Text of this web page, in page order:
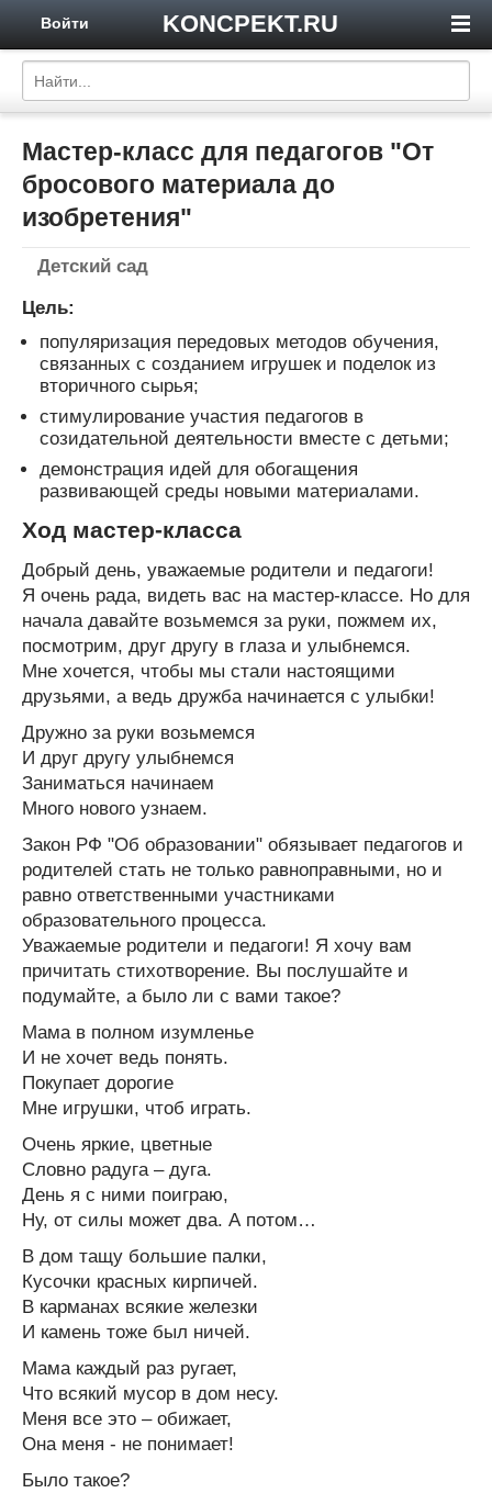
KONCPEKT.RU
Войти
Мастер-класс для педагогов "От
бросового материала до
изобретения"
Детский сад
Цель:
популяризация передовых методов обучения,
связанных с созданием игрушек и поделок из
вторичного сырья;
стимулирование участия педагогов в
созидательной деятельности вместе с детьми;
демонстрация идей для обогащения
развивающей среды новыми материалами.
Ход мастер-класса
Добрый день, уважаемые родители и педагоги!
Я очень рада, видеть вас на мастер-классе. Но для
начала давайте возьмемся за руки, пожмем их,
посмотрим, друг другу в глаза и улыбнемся.
Мне хочется, чтобы мы стали настоящими
друзьями, а ведь дружба начинается с улыбки!
Дружно за руки возьмемся
И друг другу улыбнемся
Заниматься начинаем
Много нового узнаем.
Закон РФ "Об образовании" обязывает педагогов и
родителей стать не только равноправными, но и
равно ответственными участниками
образовательного процесса.
Уважаемые родители и педагоги! Я хочу вам
причитать стихотворение. Вы послушайте и
подумайте, а было ли с вами такое?
Мама в полном изумленье
И не хочет ведь понять.
Покупает дорогие
Мне игрушки, чтоб играть.
Очень яркие, цветные
Словно радуга – дуга.
День я с ними поиграю,
Ну, от силы может два. А потом…
В дом тащу большие палки,
Кусочки красных кирпичей.
В карманах всякие железки
И камень тоже был ничей.
Мама каждый раз ругает,
Что всякий мусор в дом несу.
Меня все это – обижает,
Она меня - не понимает!
Было такое?